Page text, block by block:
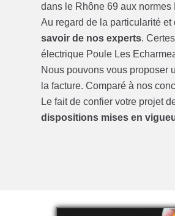
dans le Rhône 69 aux
Au regard de la particularité
savoir de nos experts.
électrique Poule Les
Nous pouvons vous proposer
la facture. Comparé à nos
Le fait de confier votre projet
dispositions mises en